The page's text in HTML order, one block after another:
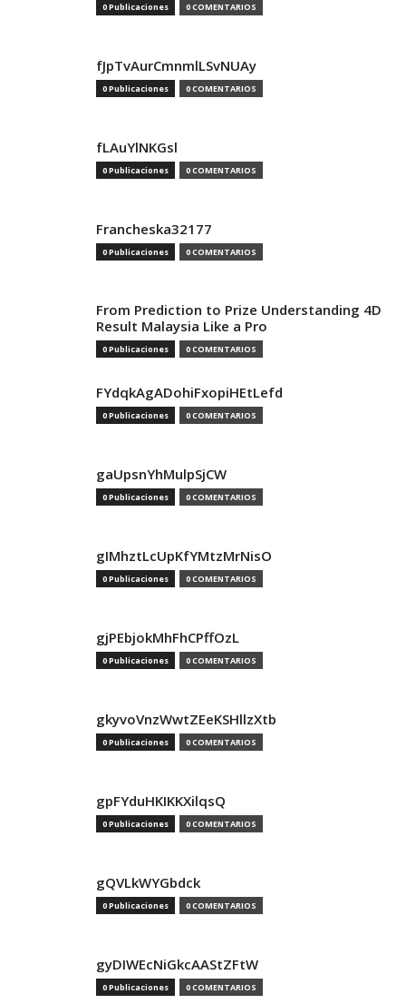
0 Publicaciones 0 COMENTARIOS
fJpTvAurCmnmlLSvNUAy
0 Publicaciones 0 COMENTARIOS
fLAuYlNKGsl
0 Publicaciones 0 COMENTARIOS
Francheska32177
0 Publicaciones 0 COMENTARIOS
From Prediction to Prize Understanding 4D
Result Malaysia Like a Pro
0 Publicaciones 0 COMENTARIOS
FYdqkAgADohiFxopiHEtLefd
0 Publicaciones 0 COMENTARIOS
gaUpsnYhMulpSjCW
0 Publicaciones 0 COMENTARIOS
gIMhztLcUpKfYMtzMrNisO
0 Publicaciones 0 COMENTARIOS
gjPEbjokMhFhCPffOzL
0 Publicaciones 0 COMENTARIOS
gkyvoVnzWwtZEeKSHllzXtb
0 Publicaciones 0 COMENTARIOS
gpFYduHKIKKXilqsQ
0 Publicaciones 0 COMENTARIOS
gQVLkWYGbdck
0 Publicaciones 0 COMENTARIOS
gyDIWEcNiGkcAAStZFtW
0 Publicaciones 0 COMENTARIOS